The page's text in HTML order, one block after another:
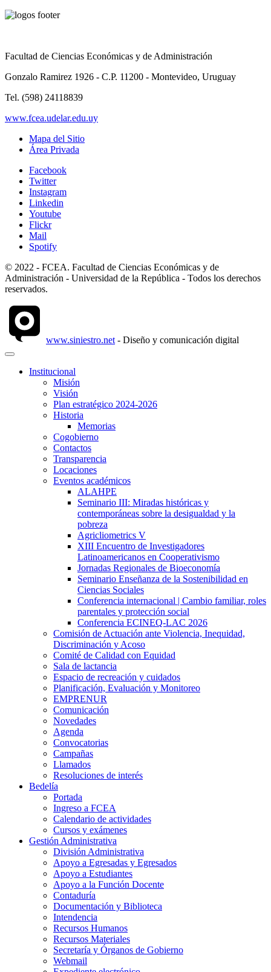
Facultad de Ciencias Económicas y de Administración
Gonzalo Ramirez 1926 - C.P. 11200 - Montevideo, Uruguay
Tel. (598) 24118839
www.fcea.udelar.edu.uy
Mapa del Sitio
Área Privada
Facebook
Twitter
Instagram
Linkedin
Youtube
Flickr
Mail
Spotify
© 2022 - FCEA. Facultad de Ciencias Económicas y de
Administración - Universidad de la República - Todos los derechos
reservados.
www.siniestro.net - Diseño y comunicación digital
Institucional
Misión
Visión
Plan estratégico 2024-2026
Historia
Memorias
Cogobierno
Contactos
Transparencia
Locaciones
Eventos académicos
ALAHPE
Seminario III: Miradas históricas y
contemporáneas sobre la desigualdad y la
pobreza
Agricliometrics V
XIII Encuentro de Investigadores
Latinoamericanos en Cooperativismo
Jornadas Regionales de Bioeconomía
Seminario Enseñanza de la Sostenibilidad en
Ciencias Sociales
Conferencia internacional | Cambio familiar, roles
parentales y protección social
Conferencia ECINEQ-LAC 2026
Comisión de Actuación ante Violencia, Inequidad,
Discriminación y Acoso
Comité de Calidad con Equidad
Sala de lactancia
Espacio de recreación y cuidados
Planificación, Evaluación y Monitoreo
EMPRENUR
Comunicación
Novedades
Agenda
Convocatorias
Campañas
Llamados
Resoluciones de interés
Bedelía
Portada
Ingreso a FCEA
Calendario de actividades
Cursos y exámenes
Gestión Administrativa
División Administrativa
Apoyo a Egresadas y Egresados
Apoyo a Estudiantes
Apoyo a la Función Docente
Contaduría
Documentación y Biblioteca
Intendencia
Recursos Humanos
Recursos Materiales
Secretaría y Órganos de Gobierno
Webmail